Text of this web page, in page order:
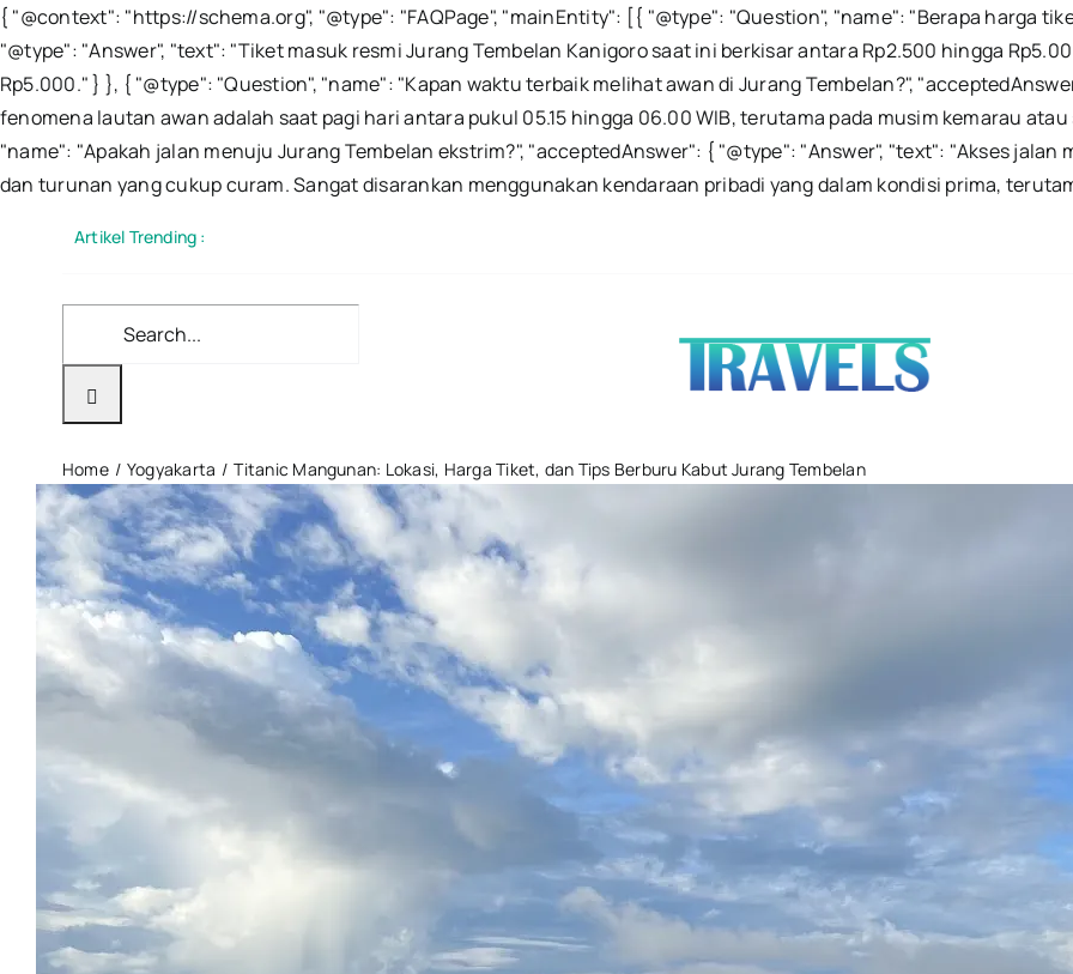
{ "@context": "https://schema.org", "@type": "FAQPage", "mainEntity": [{ "@type": "Question", "name": "Berapa harga
"@type": "Answer", "text": "Tiket masuk resmi Jurang Tembelan Kanigoro saat ini berkisar antara Rp2.500 hingga
Rp5.000." } }, { "@type": "Question", "name": "Kapan waktu terbaik melihat awan di Jurang Tembelan?",
fenomena lautan awan adalah saat pagi hari antara pukul 05.15 hingga 06.00 WIB, terutama pada musim kemarau
"name": "Apakah jalan menuju Jurang Tembelan ekstrim?", "acceptedAnswer": { "@type": "Answer", "text": "Akses
dan turunan yang cukup curam. Sangat disarankan menggunakan kendaraan pribadi yang dalam kondisi prima,
Artikel Trending :
Home Yogyakarta Titanic Mangunan: Lokasi, Harga Tiket, dan Tips Berburu Kabut Jurang Tembelan